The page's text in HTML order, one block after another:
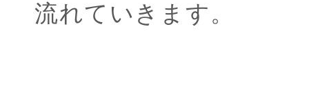
流れていきます。